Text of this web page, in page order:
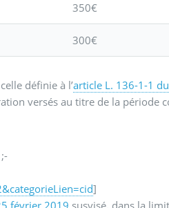
350€
300€
définie à l’article L. 136-1-1
versés au titre de la période
]
février 2019 susvisé, dans la